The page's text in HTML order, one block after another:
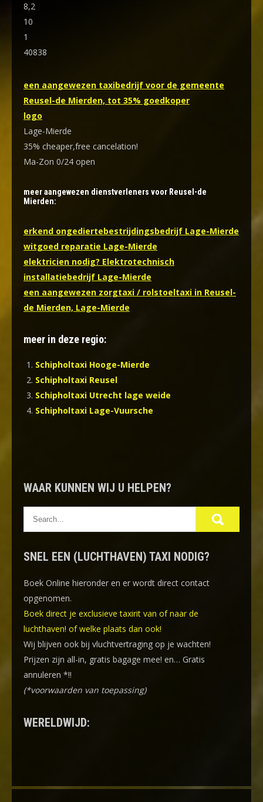
8,2
10
1
40838
een aangewezen taxibedrijf voor de gemeente
Reusel-de Mierden, tot 35% goedkoper
logo
Lage-Mierde
35% cheaper,free cancelation!
Ma-Zon 0/24 open
meer aangewezen dienstverleners voor Reusel-de
Mierden:
erkend ongediertebestrijdingsbedrijf Lage-Mierde
witgoed reparatie Lage-Mierde
elektricien nodig? Elektrotechnisch
installatiebedrijf Lage-Mierde
een aangewezen zorgtaxi / rolstoeltaxi in Reusel-
de Mierden, Lage-Mierde
meer in deze regio:
Schipholtaxi Hooge-Mierde
Schipholtaxi Reusel
Schipholtaxi Utrecht lage weide
Schipholtaxi Lage-Vuursche
WAAR KUNNEN WIJ U HELPEN?
SNEL EEN (LUCHTHAVEN) TAXI NODIG?
Boek Online hieronder en er wordt direct contact
opgenomen.
Boek direct je exclusieve taxirit van of naar de
luchthaven! of welke plaats dan ook!
Wij blijven ook bij vluchtvertraging op je wachten!
Prijzen zijn all-in, gratis bagage mee! en… Gratis
annuleren *!!
(*voorwaarden van toepassing)
WERELDWIJD: